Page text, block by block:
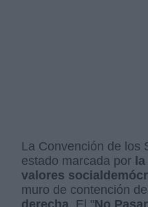
La Convención de los
estado marcada por
valores
muro de contención
derecha. El "No